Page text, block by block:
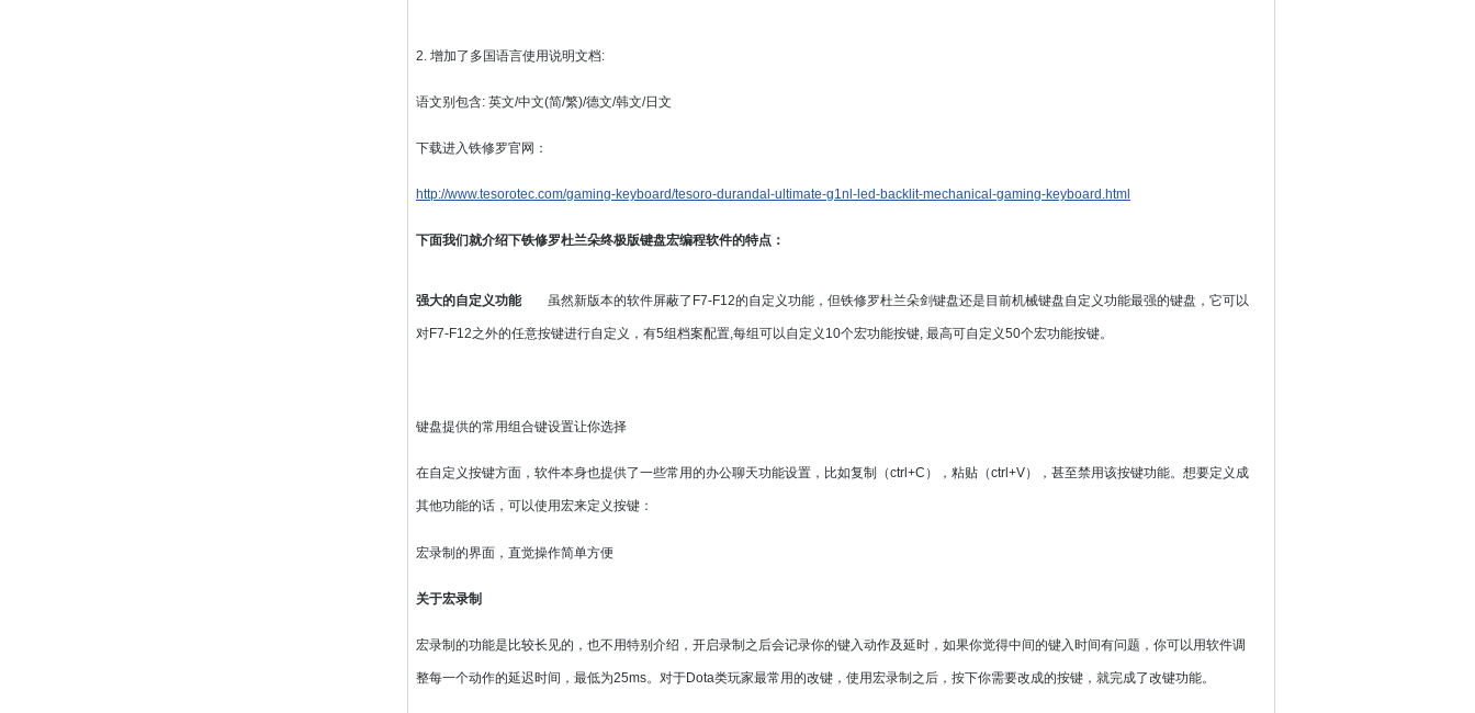
2. 增加了多国语言使用说明文档:
语文别包含: 英文/中文(简/繁)/德文/韩文/日文
下载进入铁修罗官网：
http://www.tesorotec.com/gaming-keyboard/tesoro-durandal-ultimate-g1nl-led-backlit-mechanical-gaming-keyboard.html
下面我们就介绍下铁修罗杜兰朵终极版键盘宏编程软件的特点：
强大的自定义功能虽然新版本的软件屏蔽了F7-F12的自定义功能，但铁修罗杜兰朵剑键盘还是目前机械键盘自定义功能最强的键盘，它可以
对F7-F12之外的任意按键进行自定义，有5组档案配置,每组可以自定义10个宏功能按键, 最高可自定义50个宏功能按键。
键盘提供的常用组合键设置让你选择
在自定义按键方面，软件本身也提供了一些常用的办公聊天功能设置，比如复制（ctrl+C），粘贴（ctrl+V），甚至禁用该按键功能。想要定义成
其他功能的话，可以使用宏来定义按键：
宏录制的界面，直觉操作简单方便
关于宏录制
宏录制的功能是比较长见的，也不用特别介绍，开启录制之后会记录你的键入动作及延时，如果你觉得中间的键入时间有问题，你可以用软件调
整每一个动作的延迟时间，最低为25ms。对于Dota类玩家最常用的改键，使用宏录制之后，按下你需要改成的按键，就完成了改键功能。